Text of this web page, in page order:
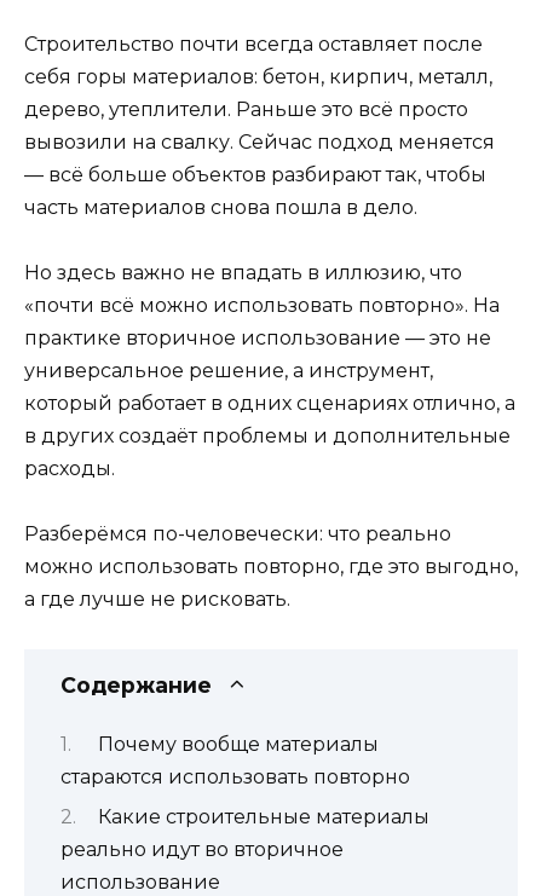
Строительство почти всегда оставляет после
себя горы материалов: бетон, кирпич, металл,
дерево, утеплители. Раньше это всё просто
вывозили на свалку. Сейчас подход меняется
— всё больше объектов разбирают так, чтобы
часть материалов снова пошла в дело.
Но здесь важно не впадать в иллюзию, что
«почти всё можно использовать повторно». На
практике вторичное использование — это не
универсальное решение, а инструмент,
который работает в одних сценариях отлично, а
в других создаёт проблемы и дополнительные
расходы.
Разберёмся по-человечески: что реально
можно использовать повторно, где это выгодно,
а где лучше не рисковать.
Содержание
Почему вообще материалы
стараются использовать повторно
Какие строительные материалы
реально идут во вторичное
использование